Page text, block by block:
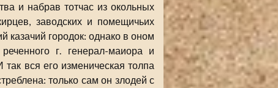
и набрав тотчас из окольных
заводских и помещичьих
казачий городок: однако в оном
г. генерал-маиора и
вся его изменическая толпа
только сам он злодей с